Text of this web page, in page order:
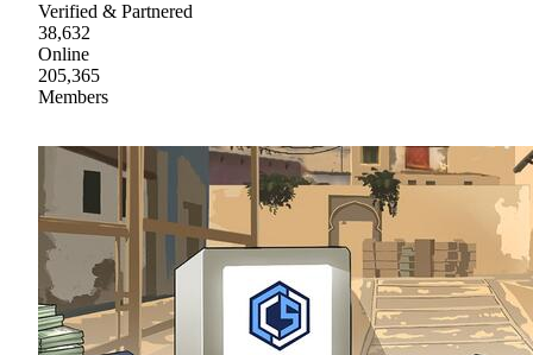
Verified & Partnered
38,632
Online
205,365
Members